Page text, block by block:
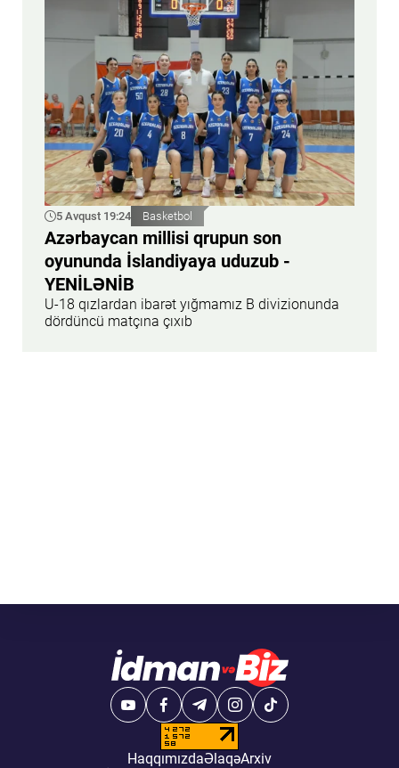
5 Avqust 19:24 Basketbol
Azərbaycan millisi qrupun son
oyununda İslandiyaya uduzub -
YENİLƏNİB
U-18 qızlardan ibarət yığmamız B divizionunda
dördüncü matçına çıxıb
HaqqımızdaƏlaqəArxiv